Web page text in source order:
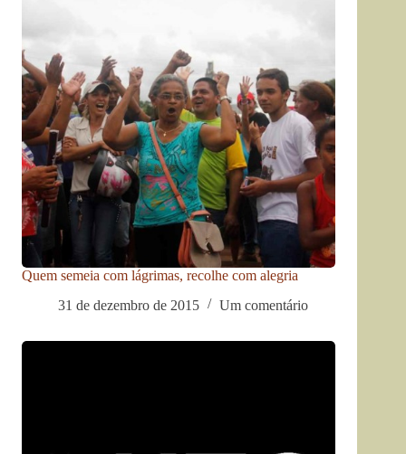
Quem semeia com lágrimas, recolhe com alegria
31 de dezembro de 2015
Um comentário